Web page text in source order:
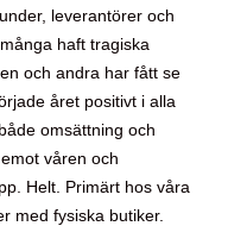
leverantörer och
haft tragiska
och andra har fått se
året positivt i alla
omsättning och
våren och
Helt. Primärt hos våra
med fysiska butiker.